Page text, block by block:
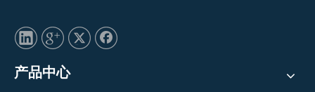
产品中心